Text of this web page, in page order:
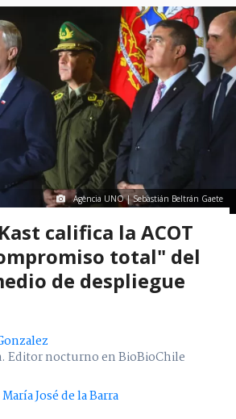
Agencia UNO | Sebastián Beltrán Gaete
califica la ACOT
total" del
de despliegue
Editor nocturno en BioBioChile
María José de la Barra